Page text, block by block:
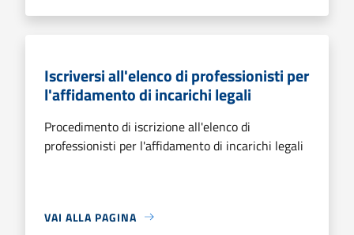
Iscriversi all'elenco di professionisti per
l'affidamento di incarichi legali
Procedimento di iscrizione all'elenco di
professionisti per l'affidamento di incarichi legali
VAI ALLA PAGINA